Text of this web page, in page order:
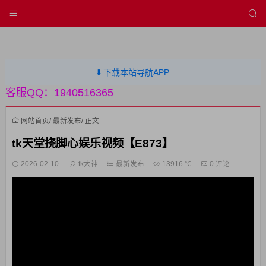
⬇️ 下载本站导航APP
客服QQ：1940516365
网站首页/ 最新发布/ 正文
tk天堂挠脚心娱乐视频【E873】
2026-02-10 tk大神 最新发布 13916 ℃ 0 评论